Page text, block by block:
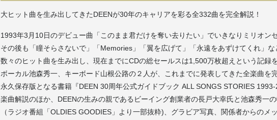
大ヒット曲を生み出してきたDEENが30年のキャリアを彩る全332曲を完全解説！
1993年3月10日のデビュー曲「このまま君だけを奪い去りたい」でいきなりミリオン
その後も「瞳そらさないで」「Memories」「翼を広げて」「永遠をあずけてくれ」な
数々のヒット曲を生み出し、現在までにCDの総セールスは1,500万枚超えという記録を
ボーカル池森秀一、キーボード山根公路の２人が、これまでに発表してきた全楽曲を
永久保存版となる書籍『DEEN 30周年公式ガイドブック ALL SONGS STORIES 1993-
楽曲解説のほか、DEENの生みの親であるビーイング創業者の長戸大幸氏と池森秀一
（ラジオ番組「OLDIES GOODIES」より一部抜粋)、グラビア写真、関係者からのメッ